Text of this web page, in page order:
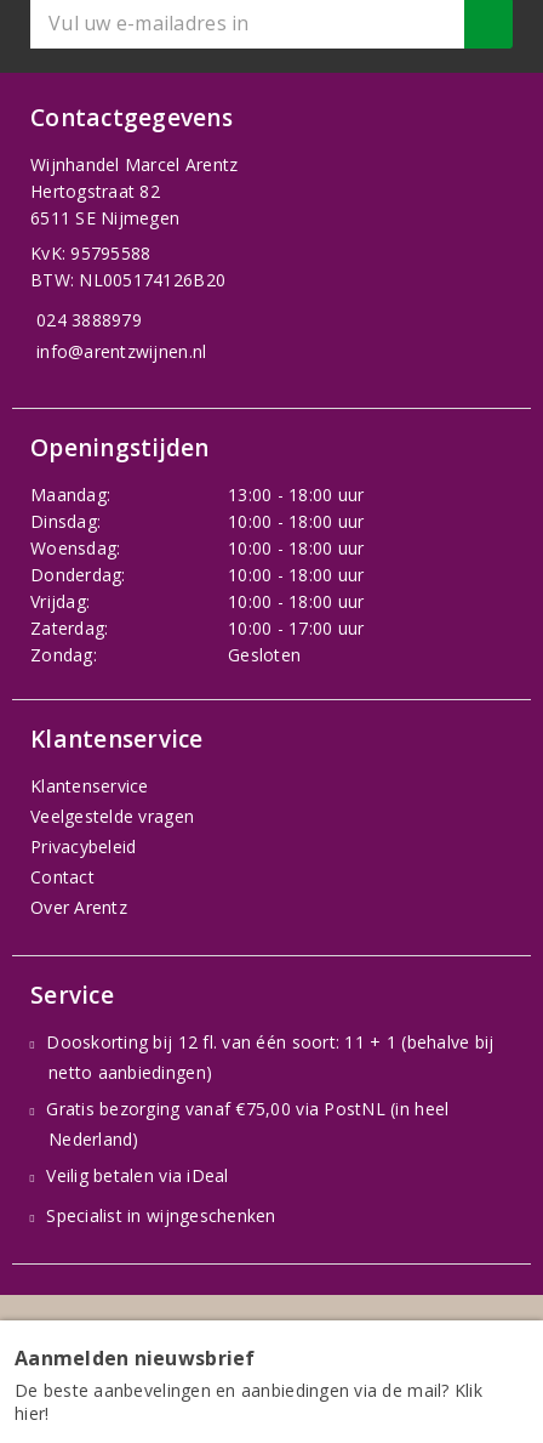
Contactgegevens
Wijnhandel Marcel Arentz
Hertogstraat 82
6511 SE Nijmegen
KvK: 95795588
BTW: NL005174126B20
024 3888979
info@arentzwijnen.nl
Openingstijden
Maandag:
13:00 - 18:00 uur
Dinsdag:
10:00 - 18:00 uur
Woensdag:
10:00 - 18:00 uur
Donderdag:
10:00 - 18:00 uur
Vrijdag:
10:00 - 18:00 uur
Zaterdag:
10:00 - 17:00 uur
Zondag:
Gesloten
Klantenservice
Klantenservice
Veelgestelde vragen
Privacybeleid
Contact
Over Arentz
Service
Dooskorting bij 12 fl. van één soort: 11 + 1 (behalve bij
netto aanbiedingen)
Gratis bezorging vanaf €75,00 via PostNL (in heel
Nederland)
Veilig betalen via iDeal
Specialist in wijngeschenken
Sitemap
Leeftijdscheck
Aanmelden nieuwsbrief
De beste aanbevelingen en aanbiedingen via de mail? Klik
hier!